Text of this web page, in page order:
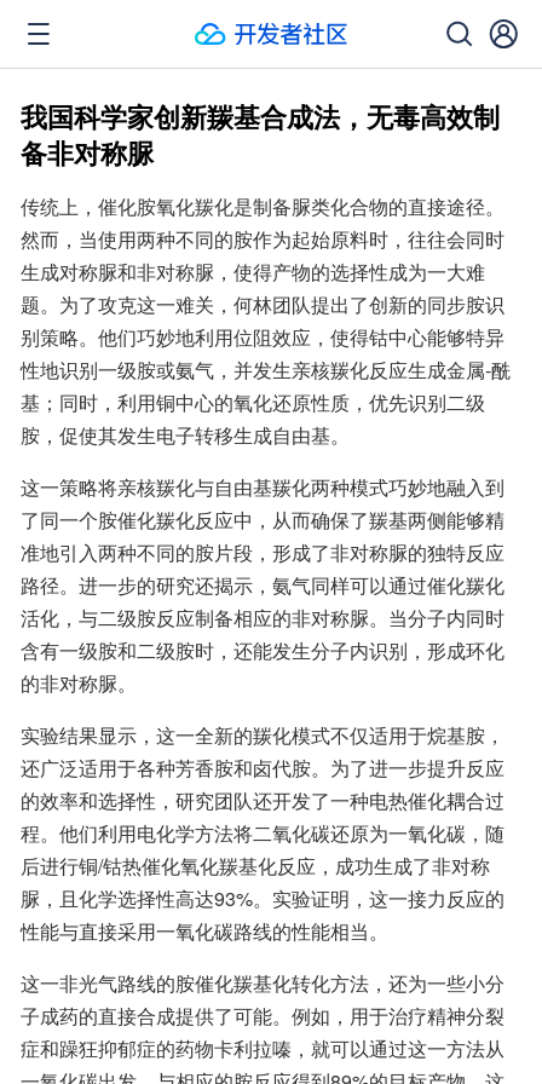
我国科学家创新羰基合成法，无毒高效制
备非对称脲
传统上，催化胺氧化羰化是制备脲类化合物的直接途径。
然而，当使用两种不同的胺作为起始原料时，往往会同时
生成对称脲和非对称脲，使得产物的选择性成为一大难
题。为了攻克这一难关，何林团队提出了创新的同步胺识
别策略。他们巧妙地利用位阻效应，使得钴中心能够特异
性地识别一级胺或氨气，并发生亲核羰化反应生成金属-酰
基；同时，利用铜中心的氧化还原性质，优先识别二级
胺，促使其发生电子转移生成自由基。
这一策略将亲核羰化与自由基羰化两种模式巧妙地融入到
了同一个胺催化羰化反应中，从而确保了羰基两侧能够精
准地引入两种不同的胺片段，形成了非对称脲的独特反应
路径。进一步的研究还揭示，氨气同样可以通过催化羰化
活化，与二级胺反应制备相应的非对称脲。当分子内同时
含有一级胺和二级胺时，还能发生分子内识别，形成环化
的非对称脲。
实验结果显示，这一全新的羰化模式不仅适用于烷基胺，
还广泛适用于各种芳香胺和卤代胺。为了进一步提升反应
的效率和选择性，研究团队还开发了一种电热催化耦合过
程。他们利用电化学方法将二氧化碳还原为一氧化碳，随
后进行铜/钴热催化氧化羰基化反应，成功生成了非对称
脲，且化学选择性高达93%。实验证明，这一接力反应的
性能与直接采用一氧化碳路线的性能相当。
这一非光气路线的胺催化羰基化转化方法，还为一些小分
子成药的直接合成提供了可能。例如，用于治疗精神分裂
症和躁狂抑郁症的药物卡利拉嗪，就可以通过这一方法从